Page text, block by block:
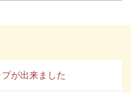
が出来ました